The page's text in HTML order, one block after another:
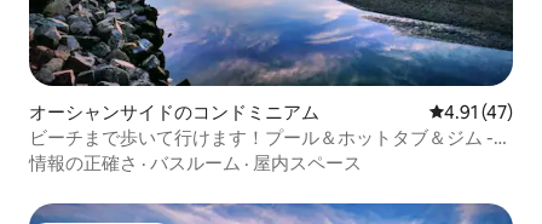
オーシャンサイドのコンドミニアム レビュー47
4.91 (47)
ビーチまで歩いて行けます！プール＆ホットタブ＆ジム -
A-116
情報の正確さ · バスルーム · 屋内スペース